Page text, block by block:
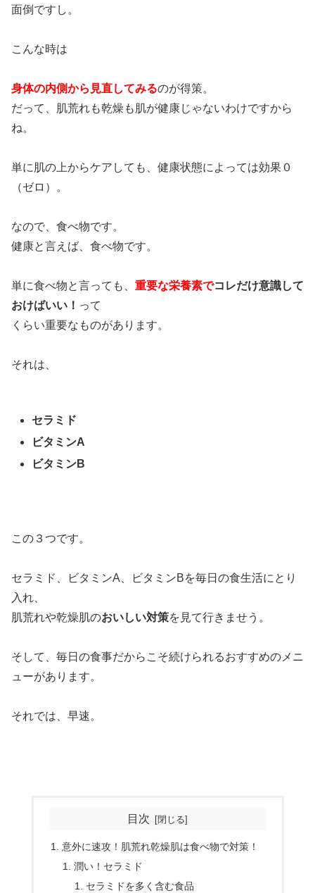
面倒ですし。
こんな時は
身体の内側から見直してみるのが得策。
だって、肌荒れも乾燥も肌が健康じゃないわけですから
ね。
単に肌の上からケアしても、健康状態によっては効果０
（ゼロ）。
なので、食べ物です。
健康と言えば、食べ物です。
単に食べ物と言っても、 重要な栄養素でコレだけ意識して
おけばいい！ って
くらい重要なものがあります。
それは、
セラミド
ビタミンA
ビタミンB
この３つです。
セラミド、ビタミンA、ビタミンBを毎日の食生活にとり
入れ、
肌荒れや乾燥肌のおいしい対策を見て行きませう。
そして、毎日の食事だからこそ続けられるおすすめのメニ
ューがあります。
それでは、早速。
目次
意外に速攻！肌荒れ乾燥肌は食べ物で対策！
潤い！セラミド
セラミドを多く含む食品